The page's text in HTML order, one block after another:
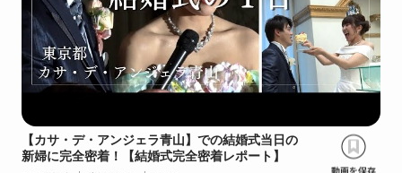
【カサ・デ・アンジェラ青山】での結婚式当日の
新婦に完全密着！【結婚式完全密着レポート】